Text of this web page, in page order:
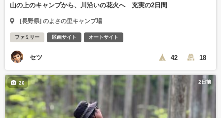
山の上のキャンプから、川沿いの花火へ 充実の2日間
[長野県] のよさの里キャンプ場
ファミリー 区画サイト オートサイト
セツ 42 18
2日前
26